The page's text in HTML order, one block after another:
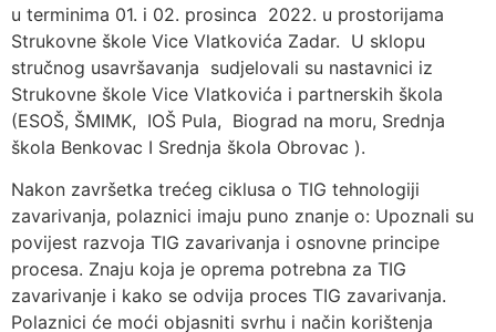
u terminima 01. i 02. prosinca 2022. u prostorijama
Strukovne škole Vice Vlatkovića Zadar. U sklopu
stručnog usavršavanja sudjelovali su nastavnici iz
Strukovne škole Vice Vlatkovića i partnerskih škola
(ESOŠ, ŠMIMK, IOŠ Pula, Biograd na moru, Srednja
škola Benkovac I Srednja škola Obrovac ).
Nakon završetka trećeg ciklusa o TIG tehnologiji
zavarivanja, polaznici imaju puno znanje o: Upoznali su
povijest razvoja TIG zavarivanja i osnovne principe
procesa. Znaju koja je oprema potrebna za TIG
zavarivanje i kako se odvija proces TIG zavarivanja.
Polaznici će moći objasniti svrhu i način korištenja